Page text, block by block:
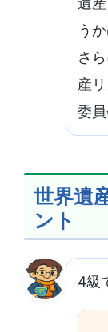
う
さ
産
委員
世界遺
ント
4級